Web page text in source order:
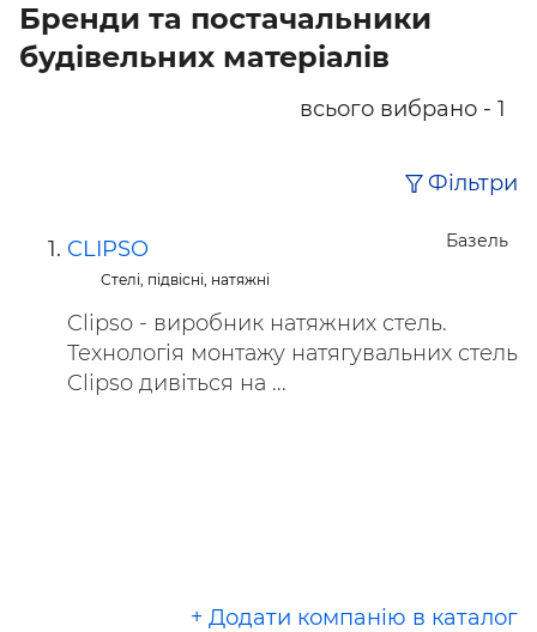
Бренди та постачальники
будівельних матеріалів
всього вибрано - 1
Фільтри
Базель
CLIPSO
Стелі, підвісні, натяжні
Clipso - виробник натяжних стель.
Технологія монтажу натягувальних стель
Clipso дивіться на ...
+ Додати компанію в каталог